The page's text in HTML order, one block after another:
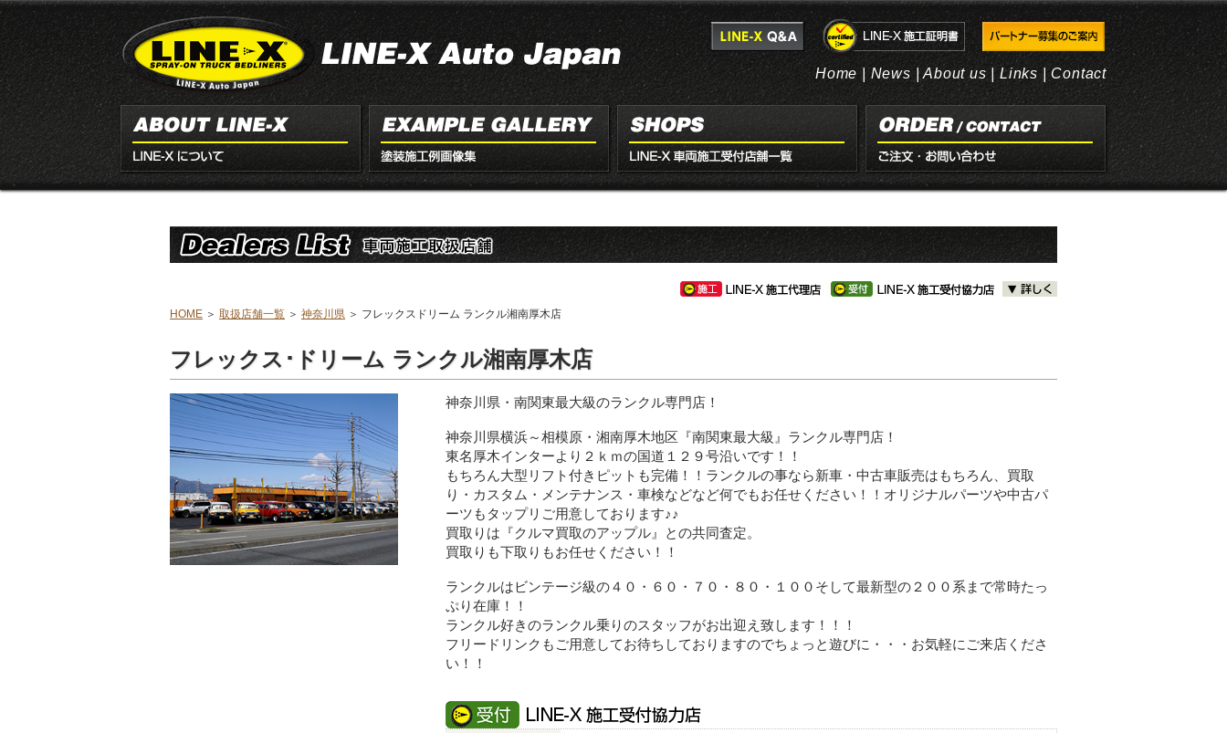
Home |News |About us | Links |Contact
HOME ＞ 取扱店舗一覧 ＞ 神奈川県 ＞ フレックスドリーム ランクル湘南厚木店
フレックス･ドリーム ランクル湘南厚木店
神奈川県・南関東最大級のランクル専門店！
神奈川県横浜～相模原・湘南厚木地区『南関東最大級』ランクル専門店！
東名厚木インターより２ｋｍの国道１２９号沿いです！！
もちろん大型リフト付きピットも完備！！ランクルの事なら新車・中古車販売はもちろん、買取
り・カスタム・メンテナンス・車検などなど何でもお任せください！！オリジナルパーツや中古パ
ーツもタップリご用意しております♪♪
買取りは『クルマ買取のアップル』との共同査定。
買取りも下取りもお任せください！！
ランクルはビンテージ級の４０・６０・７０・８０・１００そして最新型の２００系まで常時たっ
ぷり在庫！！
ランクル好きのランクル乗りのスタッフがお出迎え致します！！！
フリードリンクもご用意してお待ちしておりますのでちょっと遊びに・・・お気軽にご来店くださ
い！！